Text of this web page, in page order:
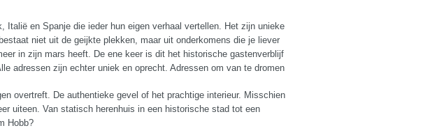
en Spanje die ieder hun eigen verhaal vertellen. Het zijn unieke
niet uit de geijkte plekken, maar uit onderkomens die je liever
in zijn mars heeft. De ene keer is dit het historische gastenverblijf
adressen zijn echter uniek en oprecht. Adressen om van te dromen
overtreft. De authentieke gevel of het prachtige interieur. Misschien
uiteen. Van statisch herenhuis in een historische stad tot een
Hobb?